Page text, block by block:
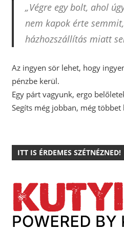
„Végre egy bolt, ahol
nem kapok érte
házhozszállítás miatt
Az ingyen sör lehet, hogy
pénzbe kerül.
Egy párt vagyunk, ergo
Segíts még jobban, még többet
ITT IS ÉRDEMES SZÉTNÉZNED!